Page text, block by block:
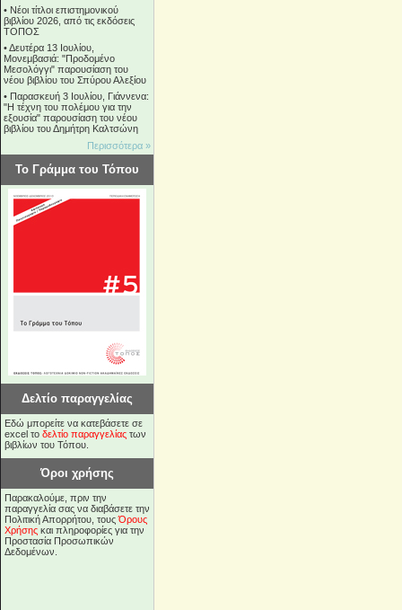
• Νέοι τίτλοι επιστημονικού
βιβλίου 2026, από τις εκδόσεις
ΤΟΠΟΣ
•Δευτέρα 13 Ιουλίου,
Μονεμβασιά: "Προδομένο
Μεσολόγγι" παρουσίαση του
νέου βιβλίου του Σπύρου Αλεξίου
• Παρασκευή 3 Ιουλίου, Γιάννενα:
"Η τέχνη του πολέμου για την
εξουσία" παρουσίαση του νέου
βιβλίου του Δημήτρη Καλτσώνη
Περισσότερα »
Το Γράμμα του Τόπου
Δελτίο παραγγελίας
Εδώ μπορείτε να κατεβάσετε σε
excel το δελτίο παραγγελίας των
βιβλίων του Τόπου.
Όροι χρήσης
Παρακαλούμε, πριν την
παραγγελία σας να διαβάσετε την
Πολιτική Απορρήτου, τουςΌρους
Χρήσης και πληροφορίες για την
Προστασία Προσωπικών
Δεδομένων.